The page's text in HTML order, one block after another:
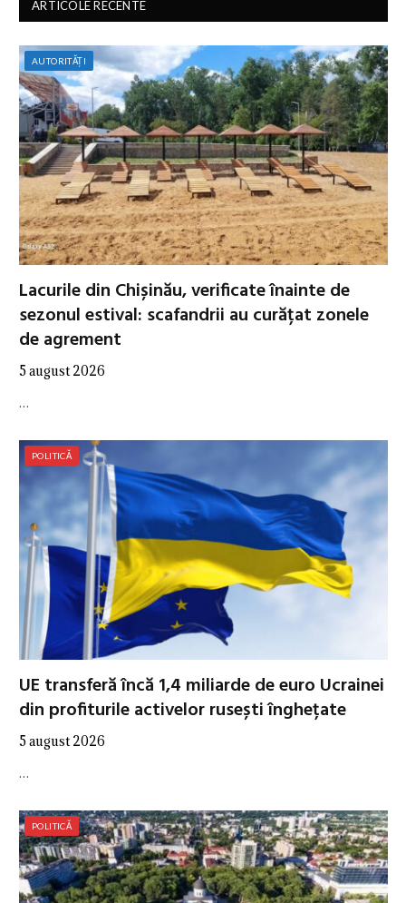
ARTICOLE RECENTE
AUTORITĂȚI
Lacurile din Chișinău, verificate înainte de
sezonul estival: scafandrii au curățat zonele
de agrement
5 august 2026
…
POLITICĂ
UE transferă încă 1,4 miliarde de euro Ucrainei
din profiturile activelor rusești înghețate
5 august 2026
…
POLITICĂ